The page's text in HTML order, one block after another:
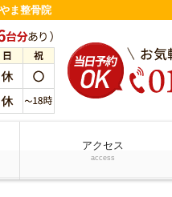
ま整骨院
アクセス
access